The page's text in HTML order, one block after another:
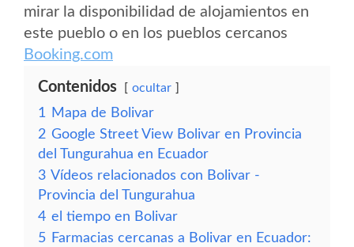
mirar la disponibilidad de alojamientos en
este pueblo o en los pueblos cercanos
Booking.com
Contenidos ocultar
1
Mapa de Bolivar
2 Google Street View Bolivar en Provincia
del Tungurahua en Ecuador
3 Vídeos relacionados con Bolivar -
Provincia del Tungurahua
4 el tiempo en Bolivar
5 Farmacias cercanas a Bolivar en Ecuador: